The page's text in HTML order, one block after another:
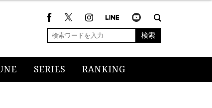
検索
SERIES RANKING